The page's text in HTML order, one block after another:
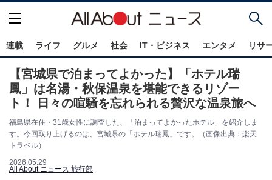
連載 ライフ グルメ 社会 IT・ビジネス エンタメ リサ
【宮城県で泊まってよかった】「ホテル瑞
鳳」は名湯・秋保温泉を堪能できるリゾー
ト！ 日々の喧騒を忘れられる贅沢な温泉旅へ
福島県在住・31歳女性に調査した、「泊まってよかったホテル」を紹介しま
す。今回取り上げるのは、宮城県の「ホテル瑞鳳」です。（画像出典：楽天
トラベル）
2026.05.29
All About ニュース 旅行部